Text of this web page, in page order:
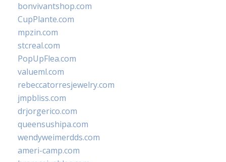
bonvivantshop.com
CupPlante.com
mpzin.com
stcreal.com
PopUpFlea.com
valueml.com
rebeccatorresjewelry.com
jmpbliss.com
drjorgerico.com
queensushipa.com
wendyweimerdds.com
ameri-camp.com